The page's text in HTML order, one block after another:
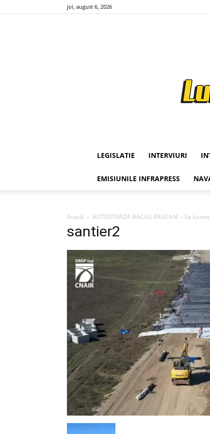
joi, august 6, 2026
LEGISLATIE INTERVIURI
EMISIUNILE INFRAPRESS
Acasă AUTOSTRADA BACAU-PASCANI – Se
santier2